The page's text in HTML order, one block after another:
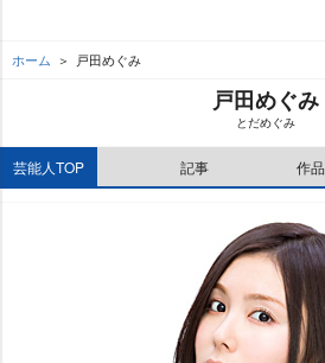
ホーム 戸田めぐみ
戸田めぐみ
とだめぐみ
芸能人TOP 記事 作品